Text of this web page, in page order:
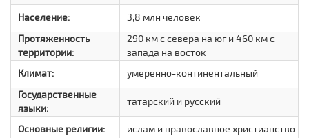
Население:
3,8 млн человек
Протяженность
территории:
290 км с севера на юг и 460 км с
запада на восток
Климат:
умеренно-континентальный
Государственные
языки:
татарский и русский
Основные религии:
ислам и православное христианство